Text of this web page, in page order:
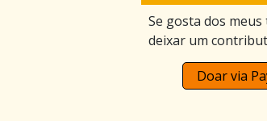
Se gosta dos
deixar um
Doar via